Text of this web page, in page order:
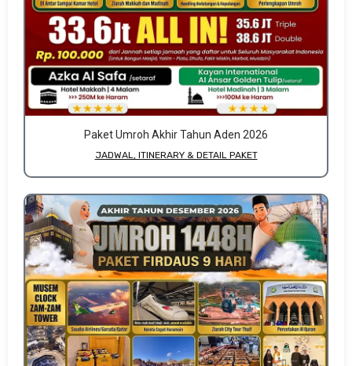
Paket Umroh Akhir Tahun Aden 2026
JADWAL, ITINERARY & DETAIL PAKET